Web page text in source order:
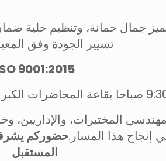
جمال حمانة، وتنظيم خلية
تسيير الجودة وفق
9001:2015
المختبرات،
إنجاح هذا المسار.حضوركم
المستقبل